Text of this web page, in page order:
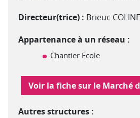
Directeur(trice) : Brieuc
Appartenance à un réseau :
Chantier Ecole
Lien vers le marché de
Voir la fiche sur le Marché
Autres structures :